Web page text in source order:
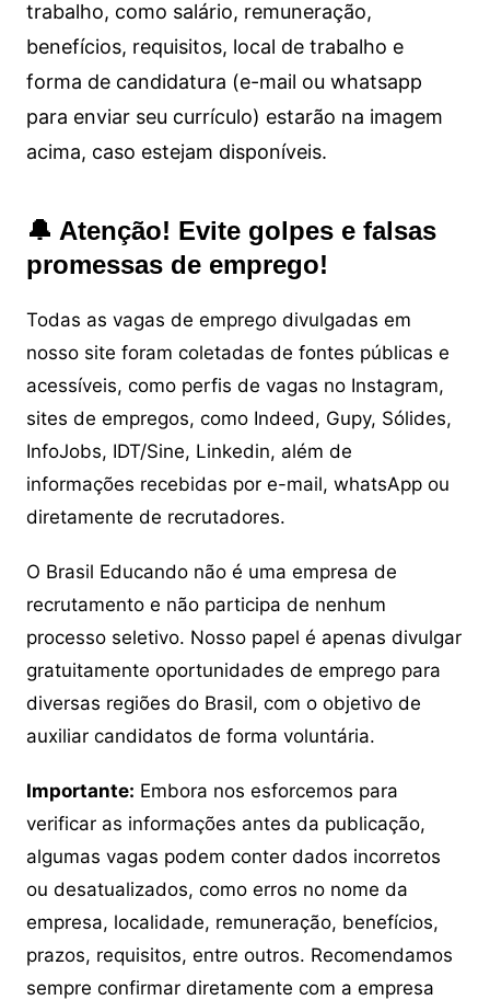
trabalho, como salário, remuneração,
benefícios, requisitos, local de trabalho e
forma de candidatura (e-mail ou whatsapp
para enviar seu currículo) estarão na imagem
acima, caso estejam disponíveis.
🔔 Atenção! Evite golpes e falsas
promessas de emprego!
Todas as vagas de emprego divulgadas em
nosso site foram coletadas de fontes públicas e
acessíveis, como perfis de vagas no Instagram,
sites de empregos, como Indeed, Gupy, Sólides,
InfoJobs, IDT/Sine, Linkedin, além de
informações recebidas por e-mail, whatsApp ou
diretamente de recrutadores.
O Brasil Educando não é uma empresa de
recrutamento e não participa de nenhum
processo seletivo. Nosso papel é apenas divulgar
gratuitamente oportunidades de emprego para
diversas regiões do Brasil, com o objetivo de
auxiliar candidatos de forma voluntária.
Importante: Embora nos esforcemos para
verificar as informações antes da publicação,
algumas vagas podem conter dados incorretos
ou desatualizados, como erros no nome da
empresa, localidade, remuneração, benefícios,
prazos, requisitos, entre outros. Recomendamos
sempre confirmar diretamente com a empresa